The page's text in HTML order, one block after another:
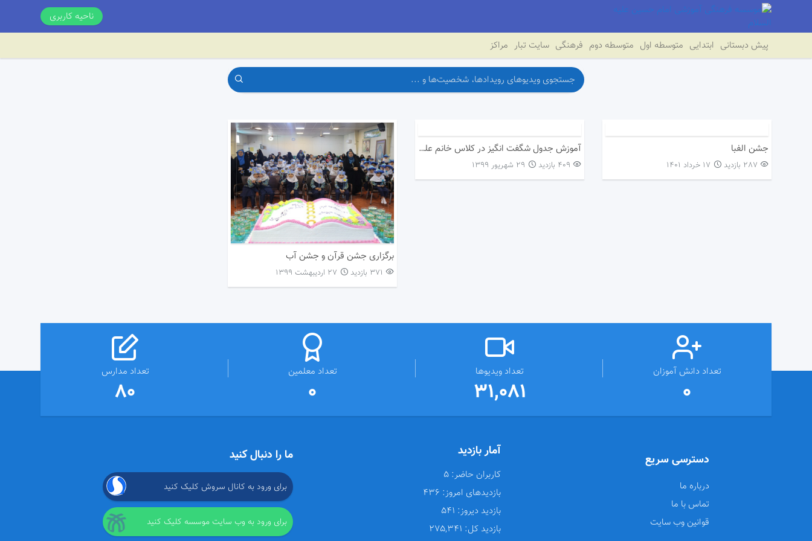
ناحیه کاربری
پیش دبستانی ابتدایی متوسطه اول متوسطه دوم فرهنگی سایت تبار مراکز
جشن الفبا
287 بازدید ۱۷ خرداد ۱۴۰۱
آموزش جدول شگفت انگیز در کلاس خانم علیزاده
409 بازدید ۲۹ شهریور ۱۳۹۹
برگزاری جشن قرآن و جشن آب
371 بازدید ۲۷ اردیبهشت ۱۳۹۹
تعداد دانش آموزان
0
تعداد ویدیوها
31,081
تعداد معلمین
0
تعداد مدارس
80
دسترسی سریع
درباره ما
تماس با ما
قوانین وب سایت
آمار بازدید
کاربران حاضر:
بازدیدهای امروز:
بازدید دیروز:
بازدید کل:
ما را دنبال کنید
برای ورود به کانال سروش کلیک کنید
برای ورود به وب سایت موسسه کلیک کنید